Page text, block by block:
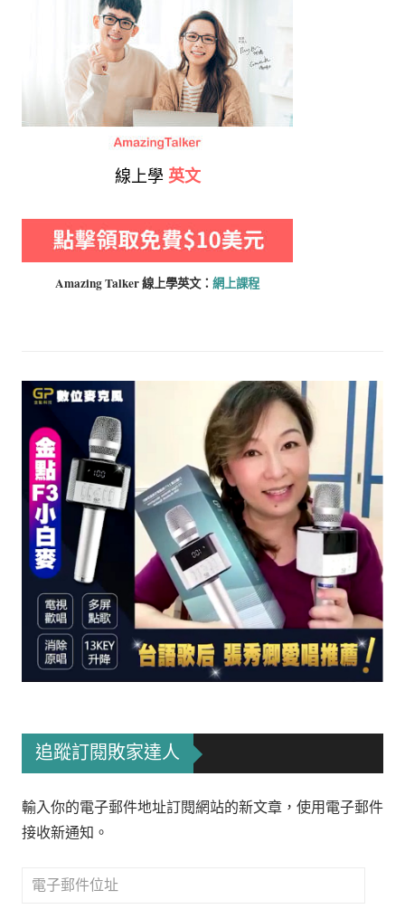
線上學 英文
Amazing Talker 線上學英文： 網上課程
追蹤訂閱敗家達人
輸入你的電子郵件地址訂閱網站的新文章，使用電子郵件
接收新通知。
電